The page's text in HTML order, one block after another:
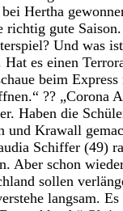
Hertha
richtig gute
Und was
Hat es einen
beim
?? „Corona
Haben die
und Krawall
Schiffer (49)
Aber schon
sollen
langsam.